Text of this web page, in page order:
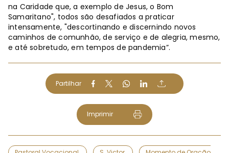
na Caridade que, a exemplo de Jesus, o Bom
Samaritano", todos são desafiados a praticar
intensamente, "descortinando e discernindo novos
caminhos de comunhão, de serviço e de alegria, mesmo,
e até sobretudo, em tempos de pandemia”.
Partilhar
Imprimir